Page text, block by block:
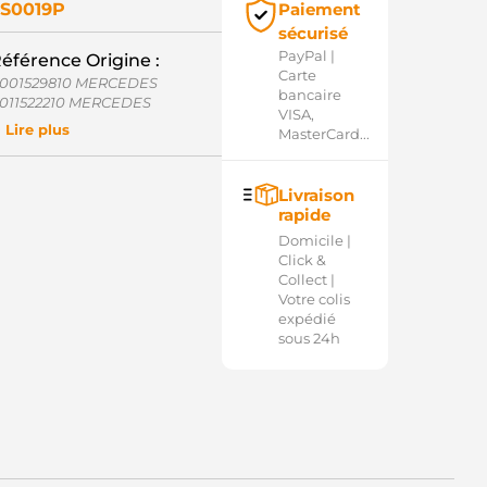
Origine :
MERCEDES
MERCEDES
BOSCH
BOSCH
BOSCH
Lire plus
Paiement
sécurisé
PayPal |
Carte
bancaire
VISA,
MasterCard...
Livraison
rapide
Domicile |
Click &
Collect |
Votre colis
expédié
sous 24h